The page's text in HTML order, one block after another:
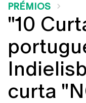
PRÉMIOS
"10
curta